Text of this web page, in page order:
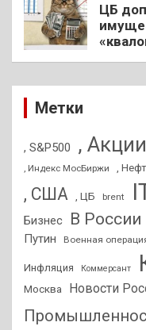
ЦБ
Метки
, S&P500 , Акции
, Индекс МосБиржи ,
, США , ЦБ brent
Бизнес В России
Путин
Военная
Инфляция Коммерсант
Москва Новости